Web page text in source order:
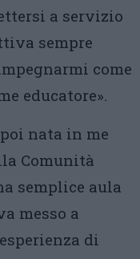
a servizio
sempre
come
educatore».
nata in me
Comunità
semplice aula
messo a
di